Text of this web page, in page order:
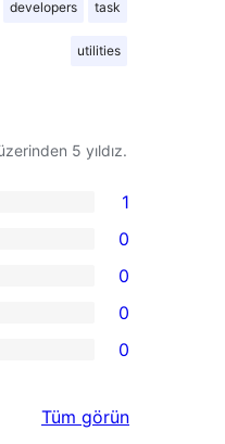
developers task
utilities
5 yıldız.
1
0
0
0
0
Tüm değerlendirmeleri
görün